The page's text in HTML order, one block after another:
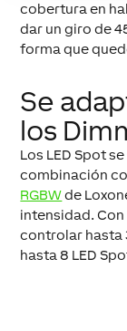
cobertura en
dar un giro de
forma que
Se
los
Los LED Spot
combinación
RGBWde
intensidad. Con
controlar hasta
hasta 8 LED